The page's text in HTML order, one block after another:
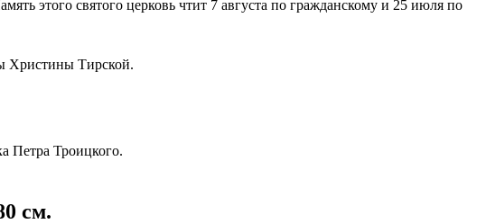
этого святого церковь чтит 7 августа по гражданскому и 25 июля по
Христины Тирской.
Петра Троицкого.
см.